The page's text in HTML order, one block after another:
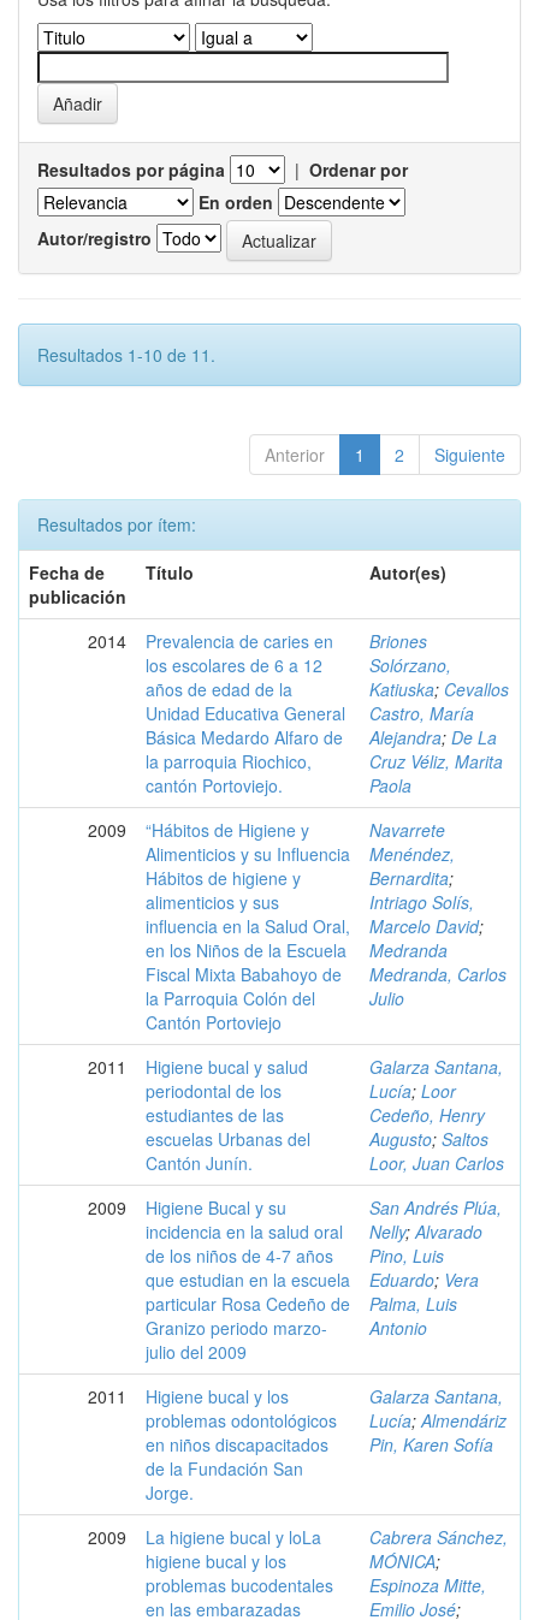
Resultados por página | Ordenar por
En orden
Autor/registro
Resultados 1-10 de 11.
Anterior 1 2 Siguiente
Resultados por ítem:
Fecha de
publicación
Título Autor(es)
2014
Prevalencia de caries en
los escolares de 6 a 12
años de edad de la
Unidad Educativa General
Básica Medardo Alfaro de
la parroquia Riochico,
cantón Portoviejo.
Briones
Solórzano,
Katiuska; Cevallos
Castro, María
Alejandra; De La
Cruz Véliz, Marita
Paola
2009
“Hábitos de Higiene y
Alimenticios y su Influencia
Hábitos de higiene y
alimenticios y sus
influencia en la Salud Oral,
en los Niños de la Escuela
Fiscal Mixta Babahoyo de
la Parroquia Colón del
Cantón Portoviejo
Navarrete
Menéndez,
Bernardita;
Intriago Solís,
Marcelo David;
Medranda
Medranda, Carlos
Julio
2011
Higiene bucal y salud
periodontal de los
estudiantes de las
escuelas Urbanas del
Cantón Junín.
Galarza Santana,
Lucía; Loor
Cedeño, Henry
Augusto; Saltos
Loor, Juan Carlos
2009
Higiene Bucal y su
incidencia en la salud oral
de los niños de 4-7 años
que estudian en la escuela
particular Rosa Cedeño de
Granizo periodo marzo-
julio del 2009
San Andrés Plúa,
Nelly;Alvarado
Pino, Luis
Eduardo; Vera
Palma, Luis
Antonio
2011
Higiene bucal y los
problemas odontológicos
en niños discapacitados
de la Fundación San
Jorge.
Galarza Santana,
Lucía;Almendáriz
Pin, Karen Sofía
2009
La higiene bucal y loLa
higiene bucal y los
problemas bucodentales
en las embarazadas
Cabrera Sánchez,
MÓNICA;
Espinoza Mitte,
Emilio José;